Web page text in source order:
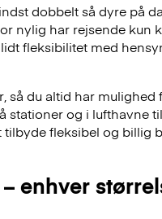
dobbelt så dyre på
nylig har rejsende kun
fleksibilitet med
du altid har mulighed
og i lufthavne
fleksibel og billig
enhver